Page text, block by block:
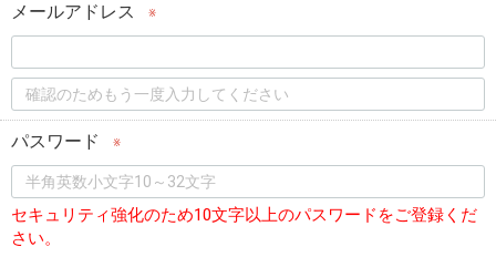
メールアドレス ※
パスワード ※
セキュリティ強化のため10文字以上のパスワードをご登録くだ
さい。